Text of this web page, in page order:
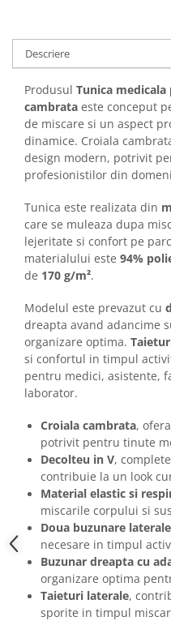
Descriere
Produsul Tunica
cambrata este conceput
de miscare si un aspect
dinamice. Croiala
design modern, potrivit
profesionistilor din
Tunica este realizata din
care se muleaza dupa
lejeritate si confort pe
materialului este 94%
de 170 g/m².
Modelul este prevazut cu
dreapta avand adancime
organizare optima.
si confortul in timpul
pentru medici, asistente,
laborator.
Croiala cambrata,
potrivit pentru tinute
Decolteu in V,
contribuie la un look
Material elastic si
miscarile corpului si
Doua buzunare laterale
necesare in timpul
Buzunar dreapta cu
organizare optima
Taieturi laterale,
sporite in timpul